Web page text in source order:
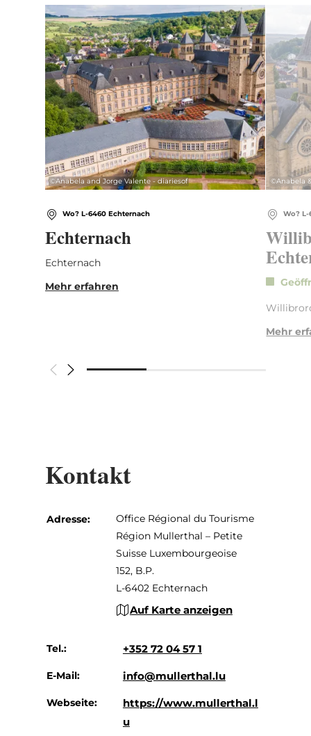
©Anabela and Jorge Valente - diariesof
Wo? L-6460 Echternach
Echternach
Echternach
Mehr erfahren
©Anabela
Wo?
Mehr
Kontakt
Adresse:
Office Régional du Tourisme
Région Mullerthal – Petite
Suisse Luxembourgeoise
152, B.P.
L-6402 Echternach
Auf Karte anzeigen
Tel.: +352 72 04 57 1
E-Mail: info@mullerthal.lu
Webseite:
https://www.mullerthal.l
u